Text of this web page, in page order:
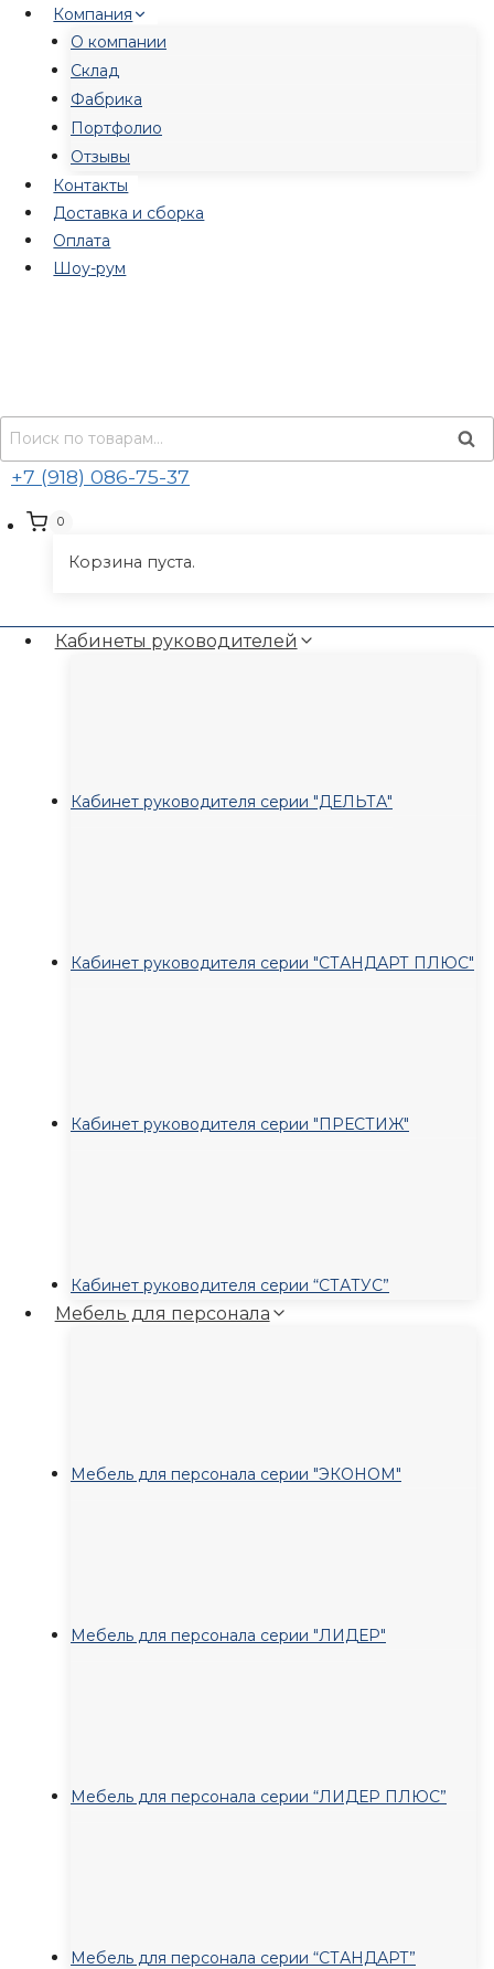
Перейти
содержимому
Компания
О компании
Склад
Фабрика
Портфолио
Отзывы
Контакты
Доставка и сборка
Оплата
Шоу-рум
Искать:
+7 (918) 086-75-37
0
Корзина пуста.
Кабинеты руководителей
Кабинет руководителя серии "ДЕЛЬТА"
Кабинет руководителя серии "СТАНДАРТ ПЛЮС"
Кабинет руководителя серии "ПРЕСТИЖ"
Кабинет руководителя серии “СТАТУС”
Мебель для персонала
Мебель для персонала серии "ЭКОНОМ"
Мебель для персонала серии "ЛИДЕР"
Мебель для персонала серии “ЛИДЕР ПЛЮС”
Мебель для персонала серии “СТАНДАРТ”